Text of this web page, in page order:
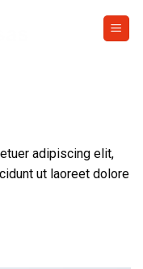
adipiscing elit,
ut laoreet dolore